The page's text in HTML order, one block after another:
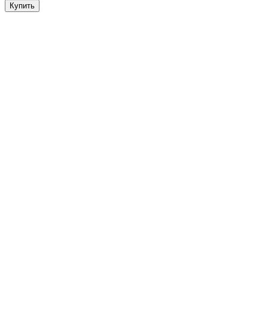
Купить